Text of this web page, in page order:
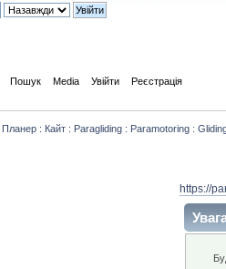
Пошук Media Увійти Реєстрація
: Кайт : Paragliding : Paramotoring :
https://